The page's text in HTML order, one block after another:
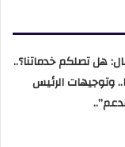
هل تصلكم خدماتنا؟..
وتوجيهات الرئيس